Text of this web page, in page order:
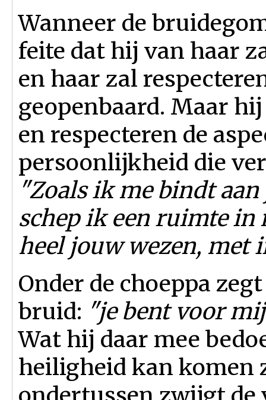
Wanneer de
feite dat hij van haar
en haar zal
geopenbaard. Maar
en respecteren de
persoonlijkheid die
"Zoals ik me bindt
schep ik een ruimte
heel jouw wezen, met
Onder de choeppa
bruid: "je bent voor
Wat hij daar mee
heiligheid kan komen